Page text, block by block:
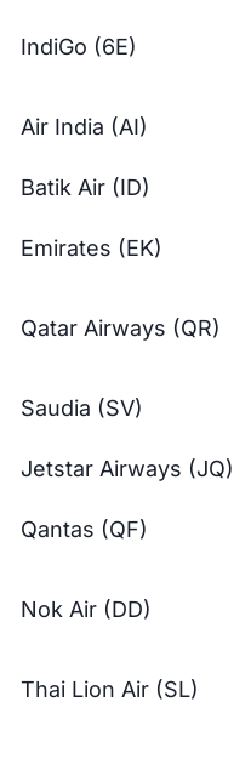
IndiGo (6E)
Air India (AI)
Batik Air (ID)
Emirates (EK)
Qatar Airways (QR)
Saudia (SV)
Jetstar Airways (JQ)
Qantas (QF)
Nok Air (DD)
Thai Lion Air (SL)